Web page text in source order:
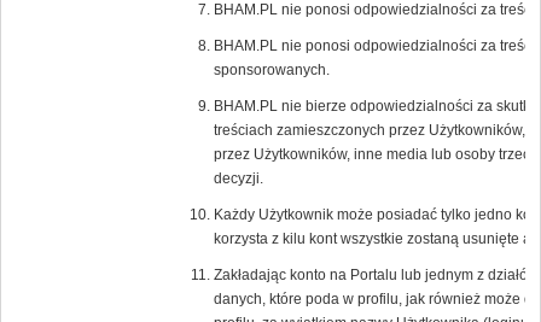
BHAM.PL nie ponosi odpowiedzialności za
BHAM.PL nie ponosi odpowiedzialności za treści
sponsorowanych.
BHAM.PL nie bierze odpowiedzialności za
treściach zamieszczonych przez Użytkowników,
przez Użytkowników, inne media lub osoby
decyzji.
Każdy Użytkownik może posiadać tylko jedno
korzysta z kilu kont wszystkie zostaną usunięte
Zakładając konto na Portalu lub jednym z
danych, które poda w profilu, jak również może